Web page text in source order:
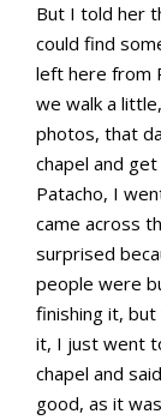
But I told her
could find
left here from
we walk a
photos, that
chapel and
Patacho, I
came across
surprised
people were
finishing it,
it, I just went
chapel and
good, as it